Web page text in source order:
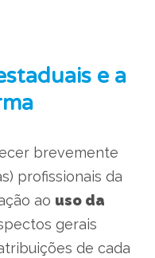
e a
brevemente
profissionais da
ao uso da
gerais
de cada